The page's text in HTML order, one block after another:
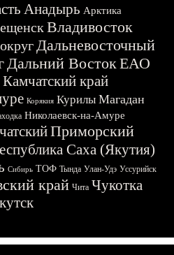
Анадырь Арктика
Владивосток
Дальневосточный
Дальний ВостокЕАО
Камчатский край
Корякия Курилы Магадан
Николаевск-на-Амуре
Приморский
Саха (Якутия)
Сибирь ТОФ Тында Улан-Удэ Уссурийск
край Чита Чукотка